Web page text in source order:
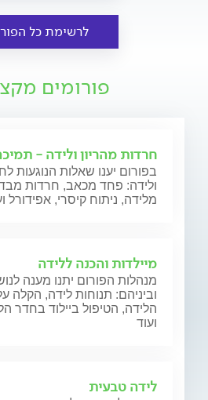
לרשימת כל
פורומים
חרדות מהריון ולידה -
בפורום יענו שאלות הנוגעות
ולידה: פחד מכאב, חרדות
מלידה, ניתוח קיסרי, אפידורל
מיילדות והכנה ללידה
מנהלות הפורום יתנו מענה
וביניהם: תנוחות לידה, הקלה
הלידה, הטיפול ביילוד בחדר
ועוד
לידה טבעית